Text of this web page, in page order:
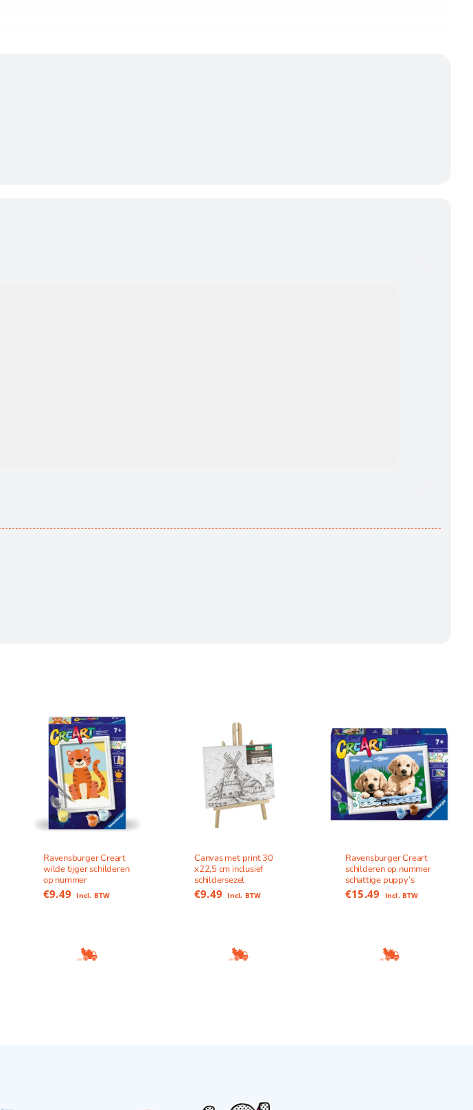
Ravensburger Creart
wilde tijger schilderen
op nummer
€9.49 Incl. BTW
Canvas met print 30
x22,5 cm inclusief
schildersezel
€9.49 Incl. BTW
Ravensburger Creart
schilderen op nummer
schattige puppy’s
€15.49 Incl. BTW